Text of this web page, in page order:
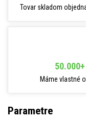
Tovar skladom
50.000+
Máme vlastné
Parametre